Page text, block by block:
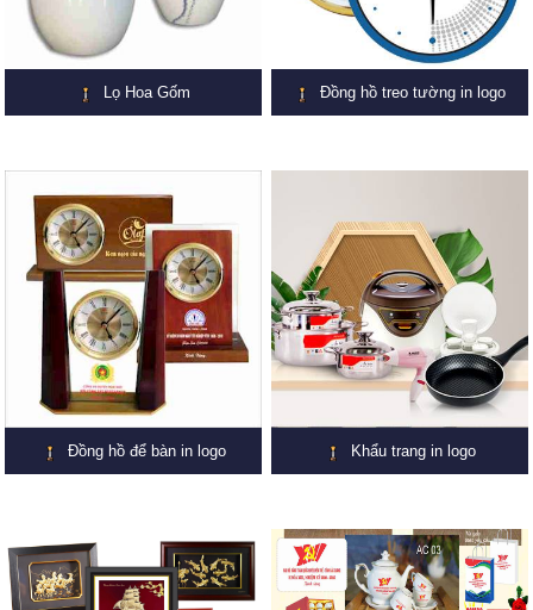
Lọ Hoa Gốm Đồng hồ treo tường in logo
Đồng hồ để bàn in logo Khẩu trang in logo